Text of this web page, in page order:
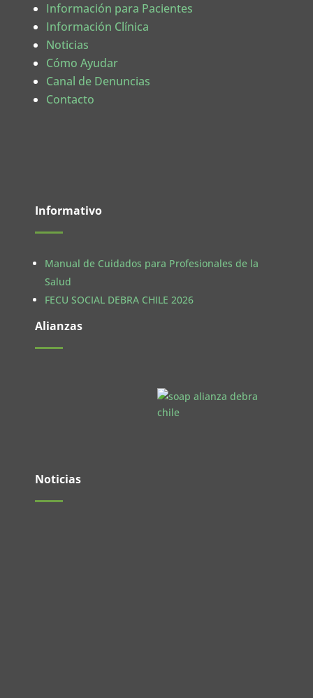
Información para Pacientes
Información Clínica
Noticias
Cómo Ayudar
Canal de Denuncias
Contacto
Informativo
Manual de Cuidados para Profesionales de la
Salud
FECU SOCIAL DEBRA CHILE 2026
Alianzas
Noticias